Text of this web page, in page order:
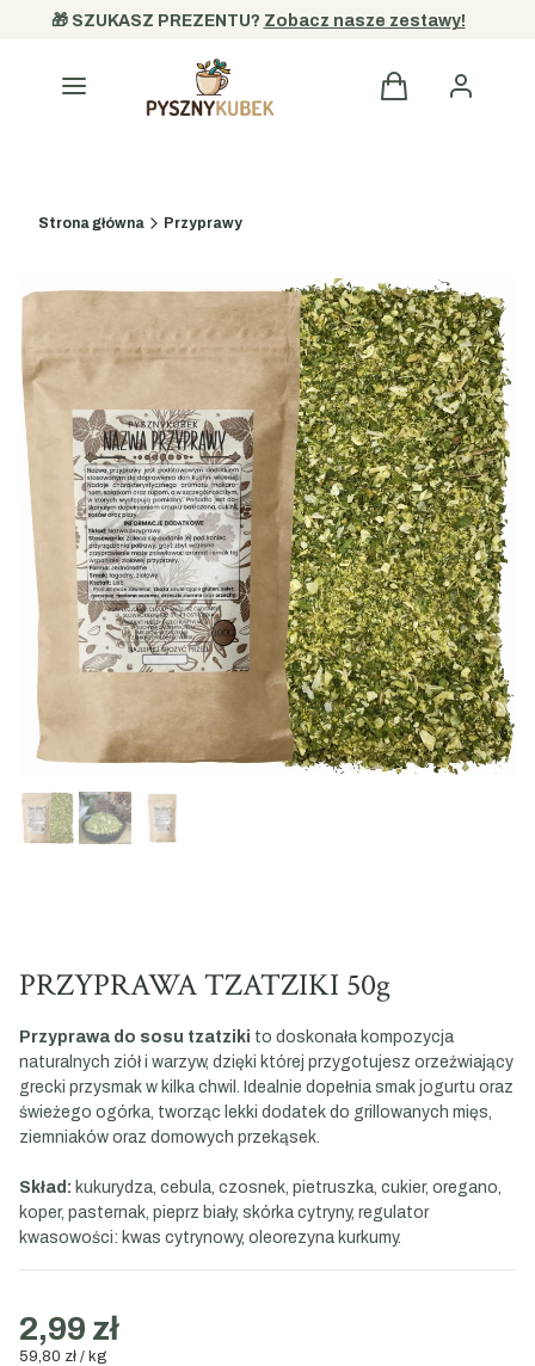
🎁 SZUKASZ PREZENTU? Zobacz nasze zestawy!
Kategorie
Strona główna Przyprawy
PRZYPRAWA TZATZIKI 50g
Przyprawa do sosu tzatziki to doskonała kompozycja
naturalnych ziół i warzyw, dzięki której przygotujesz orzeźwiający
grecki przysmak w kilka chwil. Idealnie dopełnia smak jogurtu oraz
świeżego ogórka, tworząc lekki dodatek do grillowanych mięs,
ziemniaków oraz domowych przekąsek.
Skład: kukurydza, cebula, czosnek, pietruszka, cukier, oregano,
koper, pasternak, pieprz biały, skórka cytryny, regulator
kwasowości: kwas cytrynowy, oleorezyna kurkumy.
2,99 zł
59,80 zł / kg